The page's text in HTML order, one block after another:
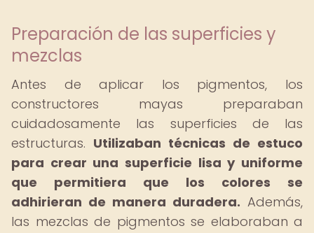
Preparación de las superficies y
mezclas
Antes de aplicar los pigmentos, los
constructores mayas preparaban
cuidadosamente las superficies de las
estructuras. Utilizaban técnicas de estuco
para crear una superficie lisa y uniforme
que permitiera que los colores se
adhirieran de manera duradera. Además,
las mezclas de pigmentos se elaboraban a